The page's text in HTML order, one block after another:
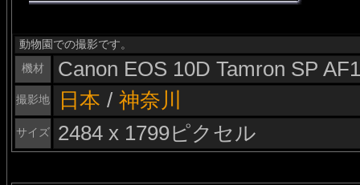
動物園での撮影です。
機材
Canon EOS 10D Tamron SP
撮影地 日本 / 神奈川
サイズ 2484 x 1799ピクセル